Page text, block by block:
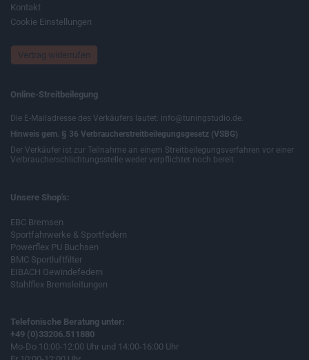
Kontakt
Cookie Einstellungen
Vertrag widerrufen
Online-Streitbeilegung
Die E-Mailadresse des Verkäufers lautet: info@tuningstudio.de.
Hinweis gem. § 36 Verbraucherstreitbeilegungsgesetz (VSBG)
Der Verkäufer ist zur Teilnahme an einem Streitbeilegungsverfahren vor einer
Verbraucherschlichtungsstelle weder verpflichtet noch bereit.
Unsere Shop's:
EBC Bremsen
Sportfahrwerke & Sportfedern
Powerflex PU Buchsen
BMC Sportluftfilter
EIBACH Gewindefedern
Stahlflex Bremsleitungen
Telefonische Beratung unter:
+49 (0)33206.511880
Mo-Do 10:00-12:00 Uhr und 14:00-16:00 Uhr